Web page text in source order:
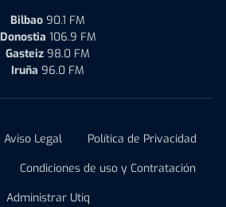
Bilbao 90.1 FM
Donostia 106.9 FM
Gasteiz 98.0 FM
Iruña 96.0 FM
Aviso Legal
Política de Privacidad
Condiciones de uso y Contratación
Administrar Utiq